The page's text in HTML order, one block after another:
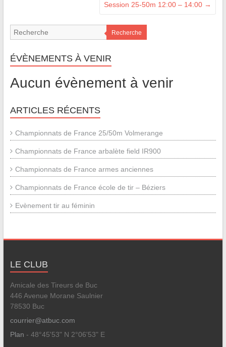
Session 25-50m 12:00 – 14:00 →
Recherche
ÉVÈNEMENTS À VENIR
Aucun évènement à venir
ARTICLES RÉCENTS
Championnats de France 25/50m Volmerange
Championnats de France arbalète field IR900
Championnats de France armes anciennes
Championnats de France école de tir – Béziers
Evènement tir au féminin
LE CLUB
Amicale des Tireurs de Buc
446 Avenue Morane Saulnier
78530 Buc
courrier@atbuc.com
Plan - 48°45'53" N 2°06'53" E